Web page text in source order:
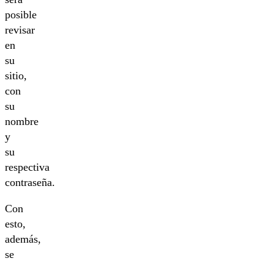
posible
revisar
en
su
sitio,
con
su
nombre
y
su
respectiva
contraseña.
Con
esto,
además,
se